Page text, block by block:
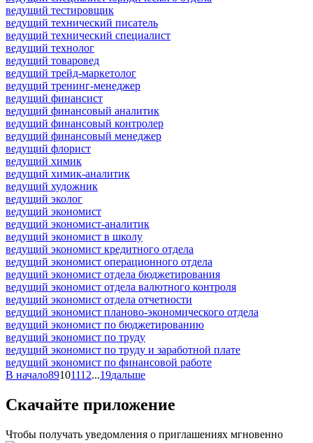
ведущий тестировщик
ведущий технический писатель
ведущий технический специалист
ведущий технолог
ведущий товаровед
ведущий трейд-маркетолог
ведущий тренинг-менеджер
ведущий финансист
ведущий финансовый аналитик
ведущий финансовый контролер
ведущий финансовый менеджер
ведущий флорист
ведущий химик
ведущий химик-аналитик
ведущий художник
ведущий эколог
ведущий экономист
ведущий экономист-аналитик
ведущий экономист в школу
ведущий экономист кредитного отдела
ведущий экономист операционного отдела
ведущий экономист отдела бюджетирования
ведущий экономист отдела валютного контроля
ведущий экономист отдела отчетности
ведущий экономист планово-экономического отдела
ведущий экономист по бюджетированию
ведущий экономист по труду
ведущий экономист по труду и заработной плате
ведущий экономист по финансовой работе
В начало89101112...19дальше
Скачайте приложение
Чтобы получать уведомления о приглашениях мгновенно